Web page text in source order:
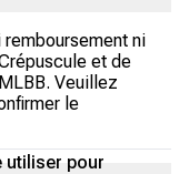
ni
et de
Veuillez
le
utiliser pour